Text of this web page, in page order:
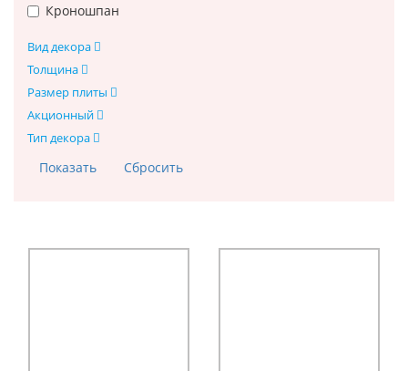
Кроношпан
Вид декора
Толщина
Размер плиты
Акционный
Тип декора